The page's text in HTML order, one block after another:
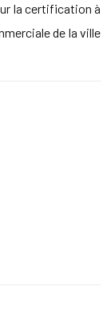
la certification à
de la ville